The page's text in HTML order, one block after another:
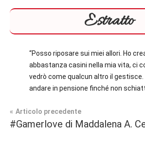
Estratto
“Posso riposare sui miei allori. Ho
abbastanza casini nella mia vita, ci
vedrò come qualcun altro il gestisce.
andare in pensione finché non
Tag
Narrativa
Navigazione
Articolo precedente
#Gamerlove di Maddalena A.